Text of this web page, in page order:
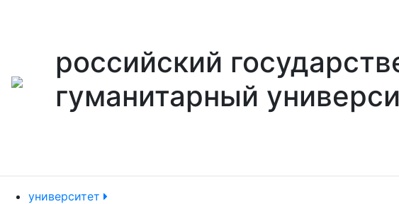
российский
гуманитарный
университет